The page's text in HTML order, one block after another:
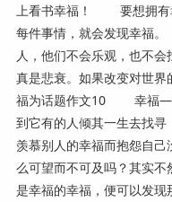
上看书幸福！ 要想拥有
每件事情，就会发现幸福
人，他们不会乐观，也不会
真是悲衰。如果改变对世
福为话题作文10 幸福——
到它有的人倾其一生去找
羡慕别人的幸福而抱怨自
么可望而不可及吗？其实
是幸福的幸福，便可以发